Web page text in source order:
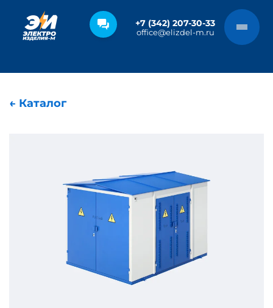
+7 (342) 207-30-33
office@elizdel-m.ru
← Каталог